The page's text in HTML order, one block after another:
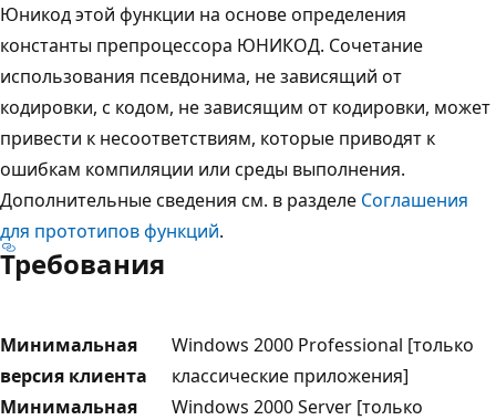
Юникод этой функции на основе определения
константы препроцессора ЮНИКОД. Сочетание
использования псевдонима, не зависящий от
кодировки, с кодом, не зависящим от кодировки, может
привести к несоответствиям, которые приводят к
ошибкам компиляции или среды выполнения.
Дополнительные сведения см. в разделе Соглашения
для прототипов функций.
Требования
Минимальная
версия клиента
Windows 2000 Professional [только
классические приложения]
Минимальная
Windows 2000 Server [только